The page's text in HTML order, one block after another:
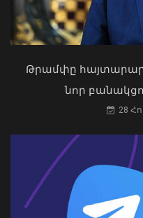
Ավելացել են
պետբյուջե վճարված
եկամուտները.
«Ուժեղ Հայաստան»-ը
քվեարկելու ԱԺ
պաշտոնում Ռուբեն
03 Օգոստոս, 2026 13:13
Թրամփը
նոր
28